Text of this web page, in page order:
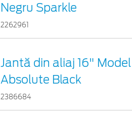
Negru Sparkle
2262961
Jantă din aliaj 16"
Absolute Black
2386684